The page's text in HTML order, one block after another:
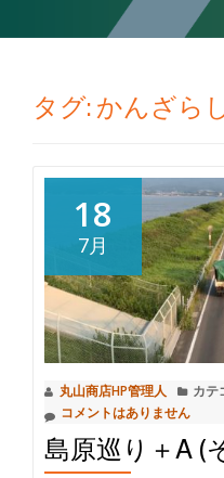
タグ: かんざら
18
7月
丸山商店HP管理人 カテ
コメントはありません
島原巡り＋Α (